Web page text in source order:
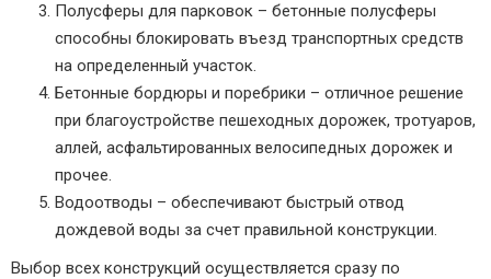
Полусферы для парковок – бетонные полусферы
способны блокировать въезд транспортных средств
на определенный участок.
Бетонные бордюры и поребрики – отличное решение
при благоустройстве пешеходных дорожек, тротуаров,
аллей, асфальтированных велосипедных дорожек и
прочее.
Водоотводы – обеспечивают быстрый отвод
дождевой воды за счет правильной конструкции.
Выбор всех конструкций осуществляется сразу по